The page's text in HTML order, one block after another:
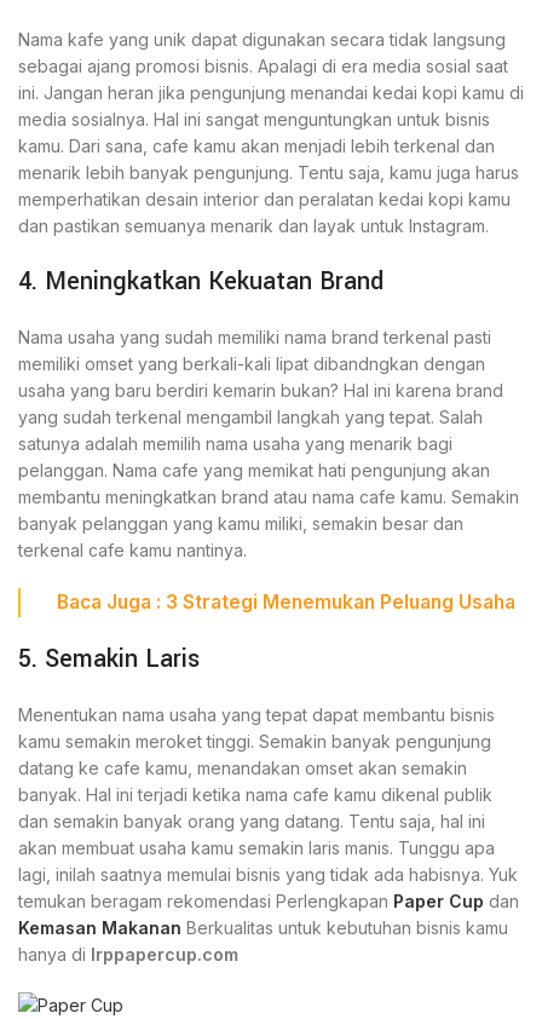
Nama kafe yang unik dapat digunakan secara tidak langsung
sebagai ajang promosi bisnis. Apalagi di era media sosial saat
ini. Jangan heran jika pengunjung menandai kedai kopi kamu di
media sosialnya. Hal ini sangat menguntungkan untuk bisnis
kamu. Dari sana, cafe kamu akan menjadi lebih terkenal dan
menarik lebih banyak pengunjung. Tentu saja, kamu juga harus
memperhatikan desain interior dan peralatan kedai kopi kamu
dan pastikan semuanya menarik dan layak untuk Instagram.
4. Meningkatkan Kekuatan Brand
Nama usaha yang sudah memiliki nama brand terkenal pasti
memiliki omset yang berkali-kali lipat dibandngkan dengan
usaha yang baru berdiri kemarin bukan? Hal ini karena brand
yang sudah terkenal mengambil langkah yang tepat. Salah
satunya adalah memilih nama usaha yang menarik bagi
pelanggan. Nama cafe yang memikat hati pengunjung akan
membantu meningkatkan brand atau nama cafe kamu. Semakin
banyak pelanggan yang kamu miliki, semakin besar dan
terkenal cafe kamu nantinya.
Baca Juga : 3 Strategi Menemukan Peluang Usaha
5. Semakin Laris
Menentukan nama usaha yang tepat dapat membantu bisnis
kamu semakin meroket tinggi. Semakin banyak pengunjung
datang ke cafe kamu, menandakan omset akan semakin
banyak. Hal ini terjadi ketika nama cafe kamu dikenal publik
dan semakin banyak orang yang datang. Tentu saja, hal ini
akan membuat usaha kamu semakin laris manis. Tunggu apa
lagi, inilah saatnya memulai bisnis yang tidak ada habisnya. Yuk
temukan beragam rekomendasi Perlengkapan Paper Cup dan
Kemasan Makanan Berkualitas untuk kebutuhan bisnis kamu
hanya di Irppapercup.com